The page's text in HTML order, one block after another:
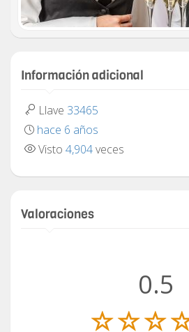
Información adicional
Llave 33465
hace 6 años
Visto 4,904veces
Valoraciones
0.5